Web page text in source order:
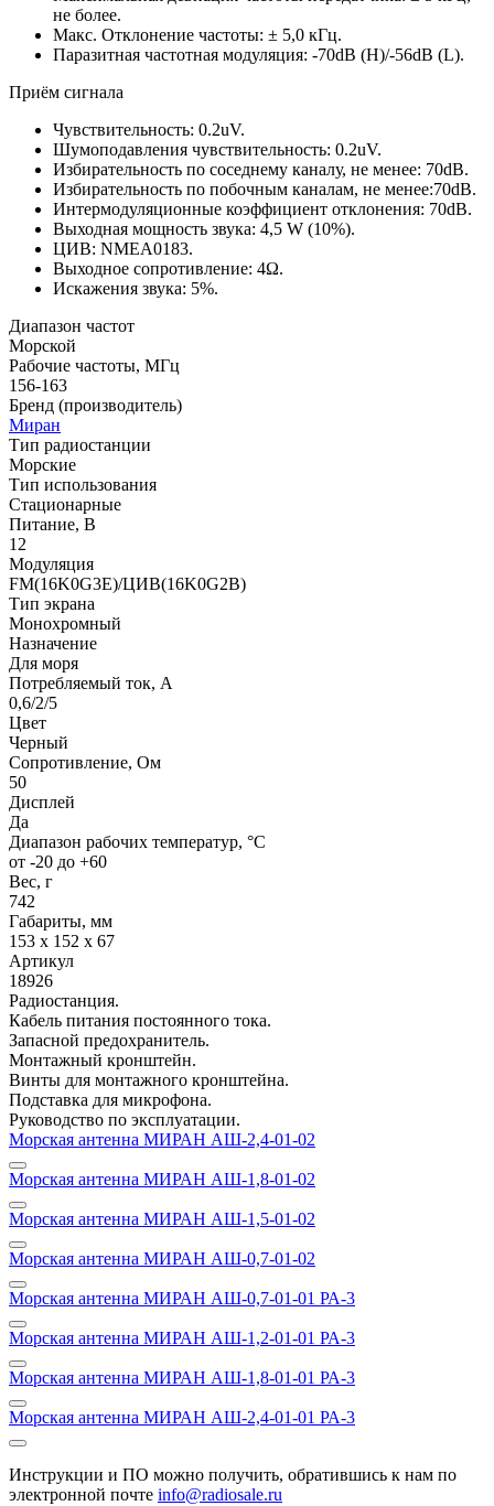
не более.
Макс. Отклонение частоты: ± 5,0 кГц.
Паразитная частотная модуляция: -70dB (H)/-56dB (L).
Приём сигнала
Чувствительность: 0.2uV.
Шумоподавления чувствительность: 0.2uV.
Избирательность по соседнему каналу, не менее: 70dB.
Избирательность по побочным каналам, не менее:70dB.
Интермодуляционные коэффициент отклонения: 70dB.
Выходная мощность звука: 4,5 W (10%).
ЦИВ: NMEA0183.
Выходное сопротивление: 4Ω.
Искажения звука: 5%.
Диапазон частот
Морской
Рабочие частоты, МГц
156-163
Бренд (производитель)
Миран
Тип радиостанции
Морские
Тип использования
Стационарные
Питание, В
12
Модуляция
FM(16K0G3E)/ЦИВ(16K0G2B)
Тип экрана
Монохромный
Назначение
Для моря
Потребляемый ток, А
0,6/2/5
Цвет
Черный
Сопротивление, Ом
50
Дисплей
Да
Диапазон рабочих температур, °С
от -20 до +60
Вес, г
742
Габариты, мм
153 х 152 х 67
Артикул
18926
Радиостанция.
Кабель питания постоянного тока.
Запасной предохранитель.
Монтажный кронштейн.
Винты для монтажного кронштейна.
Подставка для микрофона.
Руководство по эксплуатации.
Морская антенна МИРАН АШ-2,4-01-02
Морская антенна МИРАН АШ-1,8-01-02
Морская антенна МИРАН АШ-1,5-01-02
Морская антенна МИРАН АШ-0,7-01-02
Морская антенна МИРАН АШ-0,7-01-01 РА-3
Морская антенна МИРАН АШ-1,2-01-01 РА-3
Морская антенна МИРАН АШ-1,8-01-01 РА-3
Морская антенна МИРАН АШ-2,4-01-01 РА-3
Инструкции и ПО можно получить, обратившись к нам по
электронной почте info@radiosale.ru